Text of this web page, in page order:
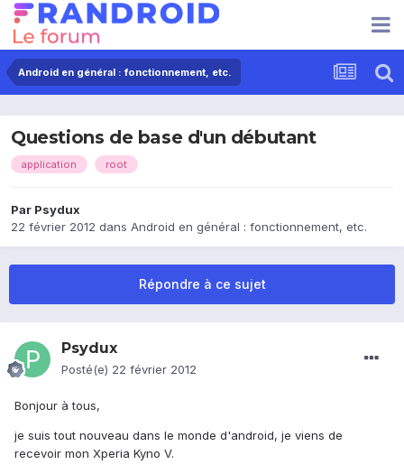
Android en général : fonctionnement, etc.
Questions de base d'un débutant
application root
Par Psydux
22 février 2012 dans Android en général : fonctionnement, etc.
Répondre à ce sujet
Psydux
Posté(e) 22 février 2012
Bonjour à tous,
je suis tout nouveau dans le monde d'android, je viens de
recevoir mon Xperia Kyno V.